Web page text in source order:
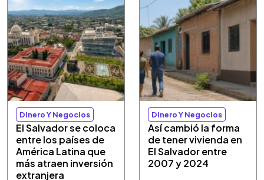
Dinero Y Negocios
El Salvador se coloca
entre los países de
América Latina que
más atraen inversión
extranjera
Dinero Y Negocios
Así cambió la forma
de tener vivienda en
El Salvador entre
2007 y 2024